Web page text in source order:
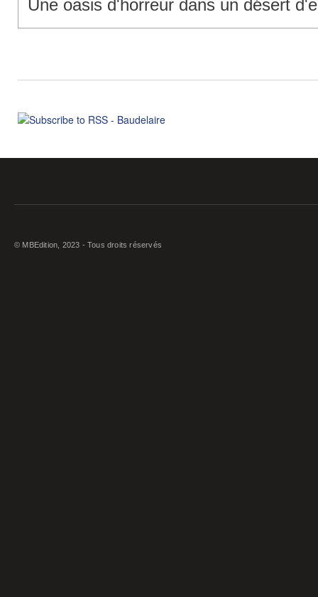
Une oasis d'horreur dans un désert
© MBEdition, 2023 - Tous droits réservés